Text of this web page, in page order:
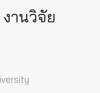
านวิจัย